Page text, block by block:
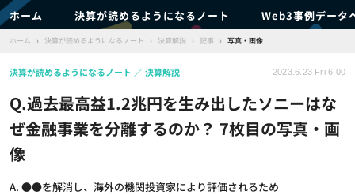
ホーム 決算が読めるようになるノート Web3事例データ
ホーム › 決算が読めるようになるノート › 決算解説 › 記事 › 写真・画像
Q.過去最高益1.2兆円を生み出したソニーはな
ぜ金融事業を分離するのか？ 7枚目の写真・画
像
A. ●●を解消し、海外の機関投資家により評価されるため
決算が読めるようになるノート 決算解説 2023.6.23 Fri 6:00